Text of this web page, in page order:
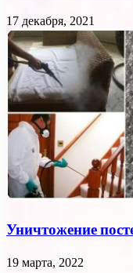
17 декабря, 2021
Уничтожение
19 марта, 2022